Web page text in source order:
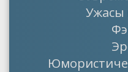
Ужасы